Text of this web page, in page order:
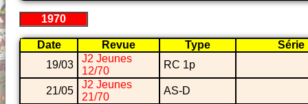
1970
Date Revue Type
Série
19/03
J2 Jeunes
12/70
RC 1p
21/05
J2 Jeunes
21/70
AS-D